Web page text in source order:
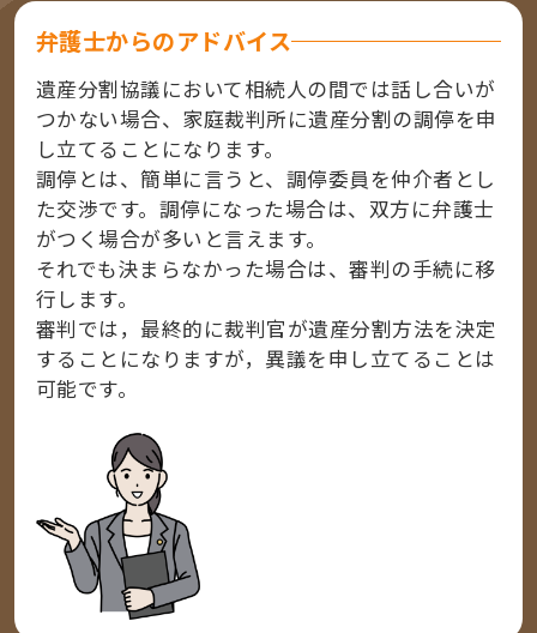
弁護士からのアドバイス
遺産分割協議において相続人の間では話し合いが
つかない場合、家庭裁判所に遺産分割の調停を申
し立てることになります。
調停とは、簡単に言うと、調停委員を仲介者とし
た交渉です。調停になった場合は、双方に弁護士
がつく場合が多いと言えます。
それでも決まらなかった場合は、審判の手続に移
行します。
審判では，最終的に裁判官が遺産分割方法を決定
することになりますが，異議を申し立てることは
可能です。